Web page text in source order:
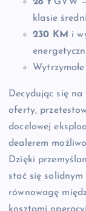
klasie
230 KM i
Wytrzymałe
Decydując się
oferty,
docelowej
dealerem
Dzięki
stać się
równowagę